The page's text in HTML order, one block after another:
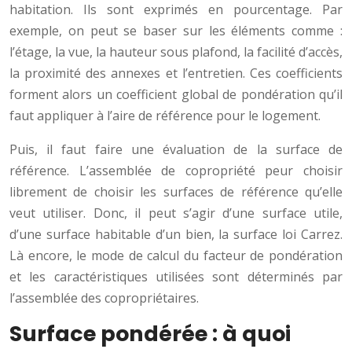
habitation. Ils sont exprimés en pourcentage. Par
exemple, on peut se baser sur les éléments comme :
l’étage, la vue, la hauteur sous plafond, la facilité d’accès,
la proximité des annexes et l’entretien. Ces coefficients
forment alors un coefficient global de pondération qu’il
faut appliquer à l’aire de référence pour le logement.
Puis, il faut faire une évaluation de la surface de
référence. L’assemblée de copropriété peur choisir
librement de choisir les surfaces de référence qu’elle
veut utiliser. Donc, il peut s’agir d’une surface utile,
d’une surface habitable d’un bien, la surface loi Carrez.
Là encore, le mode de calcul du facteur de pondération
et les caractéristiques utilisées sont déterminés par
l’assemblée des copropriétaires.
Surface pondérée : à quoi